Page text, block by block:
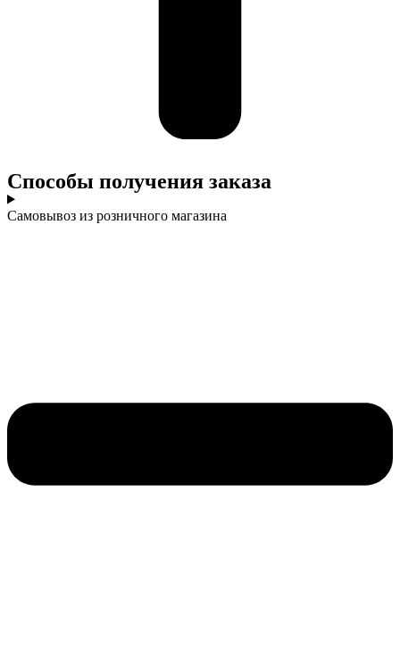
Cпособы получения заказа
Самовывоз из розничного магазина